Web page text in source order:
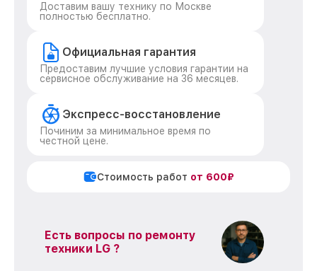
Доставим вашу технику по Москве
полностью бесплатно.
Официальная гарантия
Предоставим лучшие условия гарантии на
сервисное обслуживание на 36 месяцев.
Экспресс-восстановление
Починим за минимальное время по
честной цене.
Стоимость работ от 600₽
Есть вопросы по ремонту
техники LG ?